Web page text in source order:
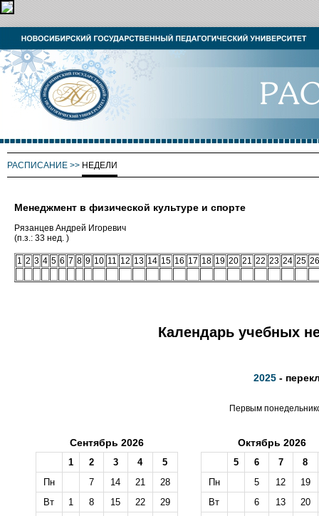
РАСПИСАНИЕ >> НЕДЕЛИ
Менеджмент в физической культуре и спорте
Рязанцев Андрей Игоревич
(п.з.: 33 нед. )
1 2 3 4 5 6 7 8 9 10 11 12 13 14 15 16 17 18 19 20 21 22 23 24 25 26
Календарь учебных
2025 -
Первым
Сентябрь 2026
1 2 3 4
5
Пн
7 14 21
28
Вт
1 8 15 22
29
Октябрь 2026
5 6 7
8
Пн
5 12
19
Вт
6 13
20